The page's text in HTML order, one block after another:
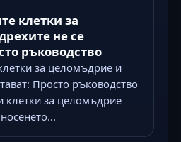
клетки за
не се
ръководство
за целомъдрие и
Просто ръководство
за целомъдрие